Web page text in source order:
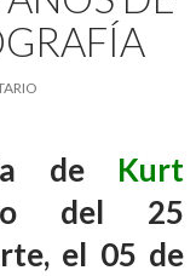
de Kurt
del 25
el 05 de